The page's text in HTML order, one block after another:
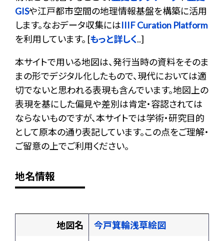
GISや江戸都市空間の地理情報基盤を構築に活用
します。なおデータ収集にはIIIF Curation Platform
を利用しています。 [もっと詳しく..]
本サイトで用いる地図は、発行当時の資料をそのま
まの形でデジタル化したもので、現代においては適
切でないと思われる表現も含んでいます。地図上の
表現を基にした偏見や差別は肯定・容認されては
ならないものですが、本サイトでは学術・研究目的
として原本の通り表記しています。この点をご理解・
ご留意の上でご利用ください。
地名情報
地図名
今戸箕輪浅草絵図